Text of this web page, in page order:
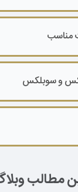
مناسب
و سوبلکس
مطالب